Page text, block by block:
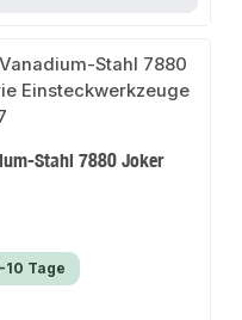
Stahl 7880 Joker
Tage